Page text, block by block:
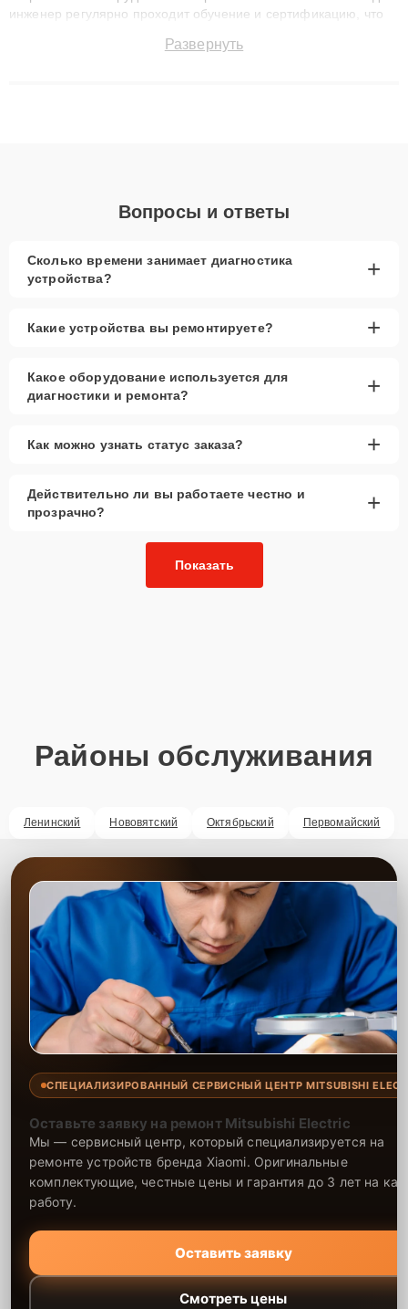
инженер регулярно проходит обучение и сертификацию, что
восстанавливать технику с сохранением гарантии до 3 лет.
Развернуть
Вопросы и ответы
Сколько времени занимает диагностика
устройства?
+
Какие устройства вы ремонтируете? +
Какое оборудование используется для
диагностики и ремонта?
+
Как можно узнать статус заказа? +
Действительно ли вы работаете честно и
прозрачно?
+
Показать
Районы обслуживания
Ленинский Нововятский Октябрьский Первомайский
СПЕЦИАЛИЗИРОВАННЫЙ СЕРВИСНЫЙ ЦЕНТР MITSUBISHI
Оставьте заявку на ремонт Mitsubishi Electric
Мы — сервисный центр, который специализируется на
ремонте устройств бренда Xiaomi. Оригинальные
комплектующие, честные цены и гарантия до 3 лет на
работу.
Оставить заявку
Смотреть цены